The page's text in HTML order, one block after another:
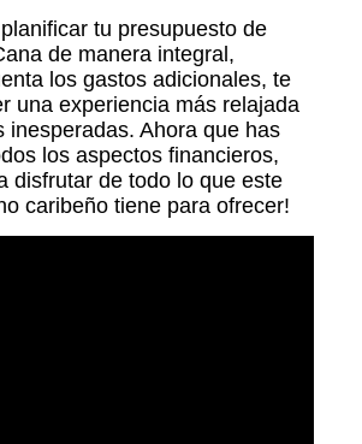
tu presupuesto de
de manera integral,
los gastos adicionales, te
una experiencia más relajada
inesperadas. Ahora que has
los aspectos financieros,
disfrutar de todo lo que este
caribeño tiene para ofrecer!